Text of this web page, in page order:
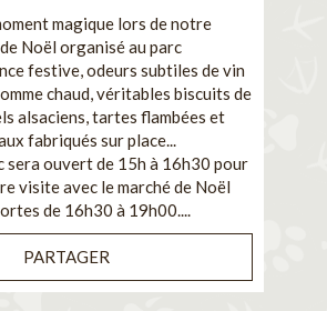
magique lors de notre
Noël organisé au parc
festive, odeurs subtiles de vin
chaud, véritables biscuits de
alsaciens, tartes flambées et
fabriqués sur place...
ouvert de 15h à 16h30 pour
visite avec le marché de Noël
de 16h30 à 19h00....
PARTAGER